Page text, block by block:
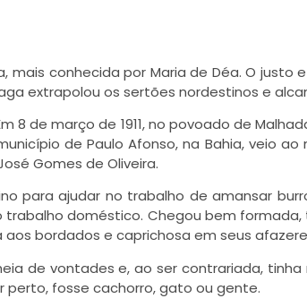
mais conhecida por Maria de Déa. O justo
extrapolou os sertões nordestinos e
8 de março de 1911, no povoado de
de Paulo Afonso, na Bahia, veio
Gomes de Oliveira.
para ajudar no trabalho de amansar
trabalho doméstico. Chegou bem
bordados e caprichosa em seus
de vontades e, ao ser contrariada,
fosse cachorro, gato ou gente.